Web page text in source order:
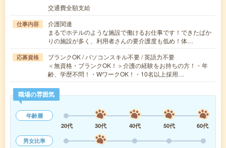
交通費全額支給
仕事内容
介護関連
まるでホテルのような施設で働けるお仕事です！できたばか
りの施設が多く、利用者さんの要介護度も低め！体…
応募資格
ブランクOK / パソコンスキル不要 / 英語力不要
＜無資格・ブランクOK！＞介護の経験をお持ちの方！・年
齢、学歴不問！・WワークOK！・10名以上採用…
職場の雰囲気
年齢層
20代
30代 40代 50代
60代
男女比率